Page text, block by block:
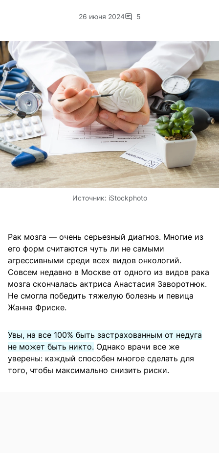
26 июня 2024 5
Источник: iStockphoto
Рак мозга — очень серьезный диагноз. Многие из
его форм считаются чуть ли не самыми
агрессивными среди всех видов онкологий.
Совсем недавно в Москве от одного из видов рака
мозга скончалась актриса Анастасия Заворотнюк.
Не смогла победить тяжелую болезнь и певица
Жанна Фриске.
Увы, на все 100% быть застрахованным от недуга
не может быть никто. Однако врачи все же
уверены: каждый способен многое сделать для
того, чтобы максимально снизить риски.